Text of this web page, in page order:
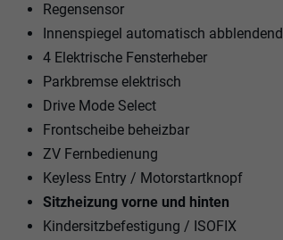
Regensensor
Innenspiegel automatisch abblendend
4 Elektrische Fensterheber
Parkbremse elektrisch
Drive Mode Select
Frontscheibe beheizbar
ZV Fernbedienung
Keyless Entry / Motorstartknopf
Sitzheizung vorne und hinten
Kindersitzbefestigung / ISOFIX